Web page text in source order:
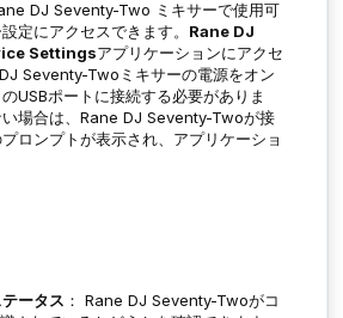
DJ Seventy-Two ミキサーで使用可
定にアクセスできます。 Rane DJ
Settingsアプリケーションにアクセ
Seventy-Twoミキサーの電源をオン
USBポートに接続する必要がありま
場合は、Rane DJ Seventy-Twoが接
ロンプトが表示され、アプリケーショ
ータス ： Rane DJ Seventy-Twoがコ